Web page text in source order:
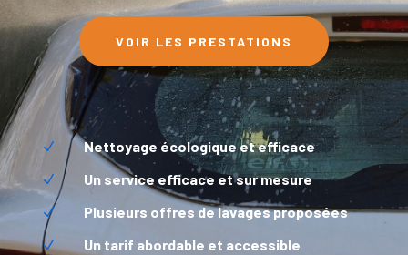
VOIR LES PRESTATIONS
N Nettoyage écologique et efficace
N Un service efficace et sur mesure
N Plusieurs offres de lavages proposées
N Un tarif abordable et accessible